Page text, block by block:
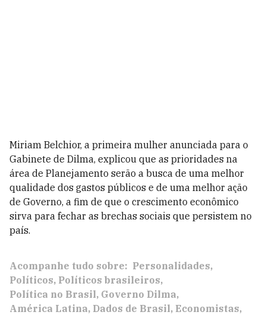
Miriam Belchior, a primeira mulher anunciada para o
Gabinete de Dilma, explicou que as prioridades na
área de Planejamento serão a busca de uma melhor
qualidade dos gastos públicos e de uma melhor ação
de Governo, a fim de que o crescimento econômico
sirva para fechar as brechas sociais que persistem no
país.
Acompanhe tudo sobre: Personalidades
Políticos Políticos brasileiros
Política no Brasil Governo Dilma
América Latina Dados de Brasil Economistas